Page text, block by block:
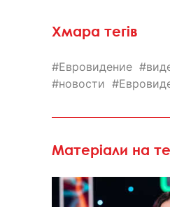
Хмара тегів
Евровидение
новости
Матеріали на